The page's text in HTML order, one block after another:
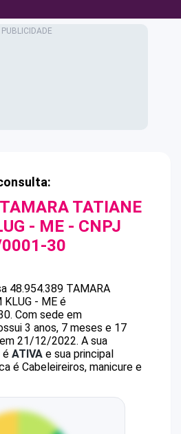
TATIANE
- ME - CNPJ
30
48.954.389 TAMARA
KLUG - ME é
. Com sede em
3 anos, 7 meses e 17
21/12/2022. A sua
é ATIVA e sua principal
é Cabeleireiros, manicure e